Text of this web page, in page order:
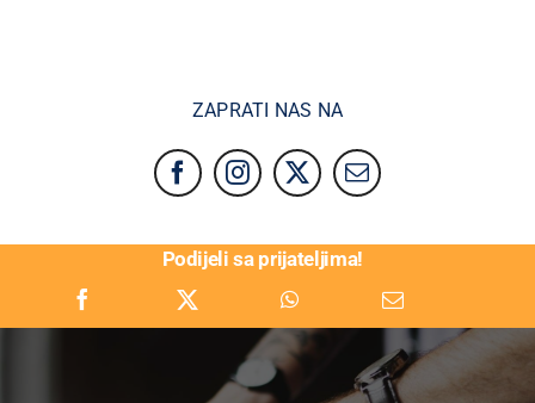
ZAPRATI NAS NA
Podijeli sa prijateljima!